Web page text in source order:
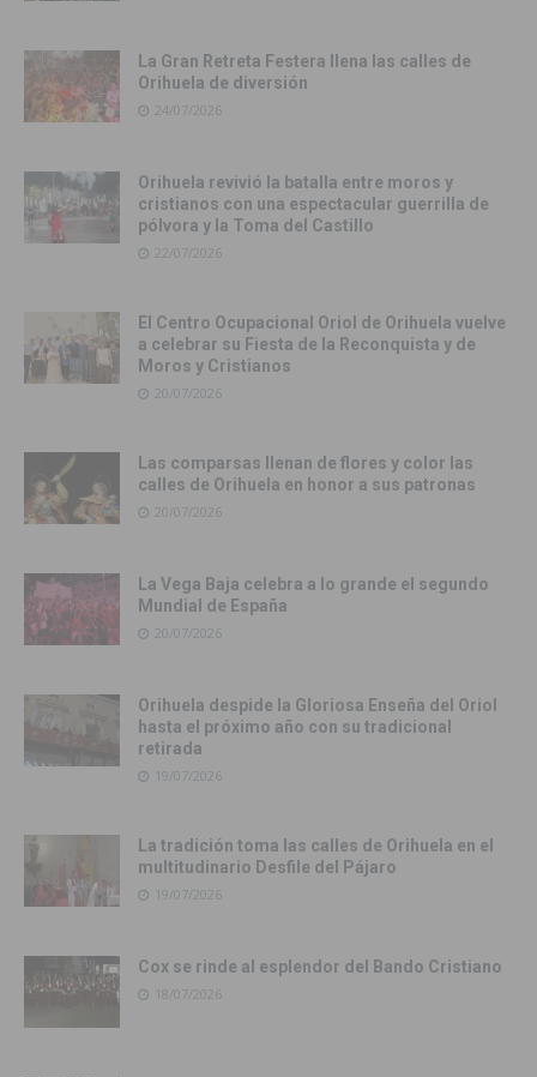
La Gran Retreta Festera llena las calles de
Orihuela de diversión
24/07/2026
Orihuela revivió la batalla entre moros y
cristianos con una espectacular guerrilla de
pólvora y la Toma del Castillo
22/07/2026
El Centro Ocupacional Oriol de Orihuela vuelve
a celebrar su Fiesta de la Reconquista y de
Moros y Cristianos
20/07/2026
Las comparsas llenan de flores y color las
calles de Orihuela en honor a sus patronas
20/07/2026
La Vega Baja celebra a lo grande el segundo
Mundial de España
20/07/2026
Orihuela despide la Gloriosa Enseña del Oriol
hasta el próximo año con su tradicional
retirada
19/07/2026
La tradición toma las calles de Orihuela en el
multitudinario Desfile del Pájaro
19/07/2026
Cox se rinde al esplendor del Bando Cristiano
18/07/2026